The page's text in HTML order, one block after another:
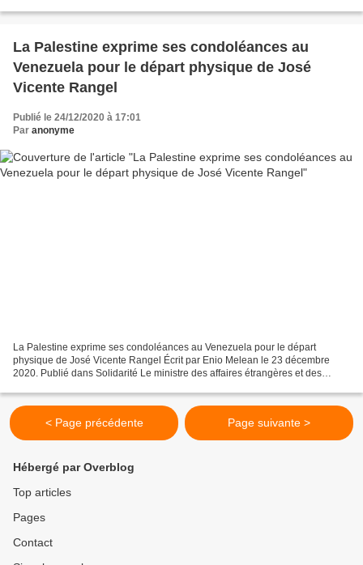
La Palestine exprime ses condoléances au
Venezuela pour le départ physique de José
Vicente Rangel
Publié le 24/12/2020 à 17:01
Par anonyme
La Palestine exprime ses condoléances au Venezuela pour le départ
physique de José Vicente Rangel Écrit par Enio Melean le 23 décembre
2020. Publié dans Solidarité Le ministre des affaires étrangères et des
< Page précédente Page suivante >
Hébergé par Overblog
Top articles
Pages
Contact